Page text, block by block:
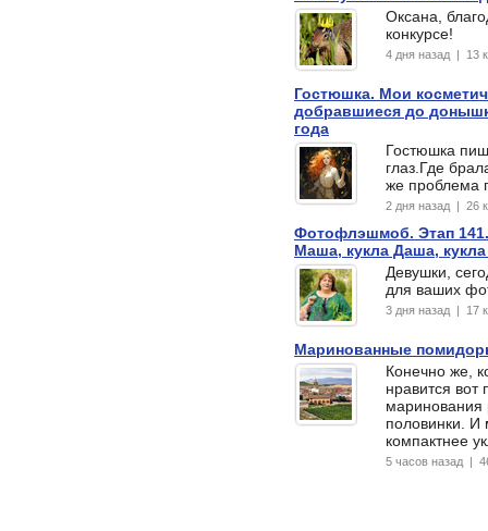
Оксана,
конкурсе!
4 дня назад | 13
Гостюшка. Мои
добравшиеся до
года
Гостюшка
глаз.Где
же проблема
2 дня назад | 26
Фотофлэшмоб. Этап
Маша, кукла Даша,
Девушки,
для ваших
3 дня назад | 17
Маринованные
Конечно же,
нравится
маринования
половинки. И
компактнее
5 часов назад |